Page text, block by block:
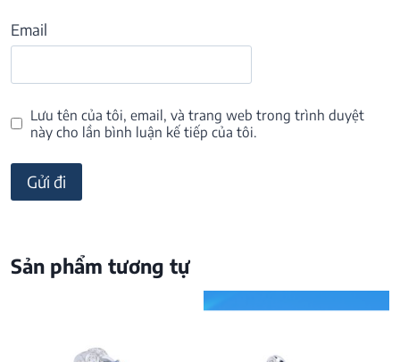
Email
Lưu tên của tôi, email, và trang web trong trình duyệt
này cho lần bình luận kế tiếp của tôi.
Sản phẩm tương tự